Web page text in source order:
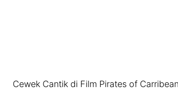
Cewek Cantik di Film Pirates of